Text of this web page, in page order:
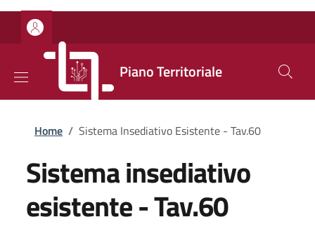
Salta al contenuto principale
Skip to footer content
Piano Territoriale
Briciole di pane
Home / Sistema Insediativo Esistente - Tav.60
Sistema insediativo
esistente - Tav.60